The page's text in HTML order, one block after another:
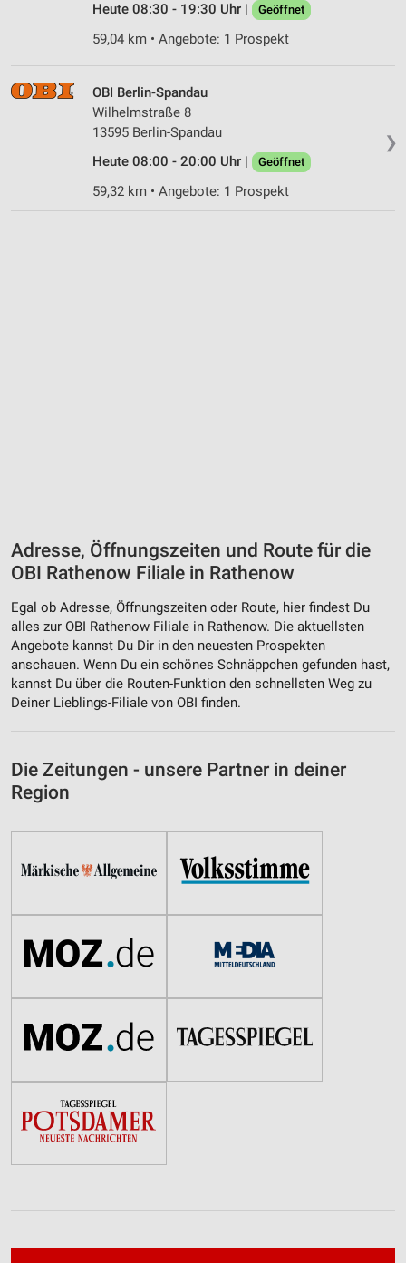
Heute 08:30 - 19:30 Uhr |
Geöffnet
59,04 km • Angebote: 1 Prospekt
❯
OBI Berlin-Spandau
Wilhelmstraße 8
13595 Berlin-Spandau
Heute 08:00 - 20:00 Uhr |
Geöffnet
59,32 km • Angebote: 1 Prospekt
Adresse, Öffnungszeiten und Route für die
OBI Rathenow Filiale in Rathenow
Egal ob Adresse, Öffnungszeiten oder Route, hier findest Du
alles zur OBI Rathenow Filiale in Rathenow. Die aktuellsten
Angebote kannst Du Dir in den neuesten Prospekten
anschauen. Wenn Du ein schönes Schnäppchen gefunden hast,
kannst Du über die Routen-Funktion den schnellsten Weg zu
Deiner Lieblings-Filiale von OBI finden.
Die Zeitungen - unsere Partner in deiner
Region
Geräte anhand von aktiv angeforderten
Notwendig
Performance